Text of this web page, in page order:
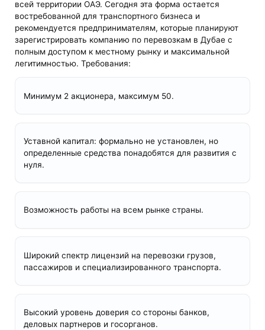
всей территории ОАЭ. Сегодня эта форма остается
востребованной для транспортного бизнеса и
рекомендуется предпринимателям, которые планируют
зарегистрировать компанию по перевозкам в Дубае с
полным доступом к местному рынку и максимальной
легитимностью. Требования:
Минимум 2 акционера, максимум 50.
Уставной капитал: формально не установлен, но
определенные средства понадобятся для развития с
нуля.
Возможность работы на всем рынке страны.
Широкий спектр лицензий на перевозки грузов,
пассажиров и специализированного транспорта.
Высокий уровень доверия со стороны банков,
деловых партнеров и госорганов.